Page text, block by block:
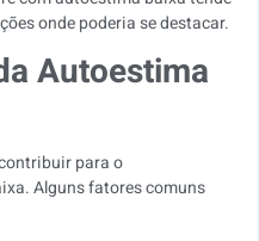
onde poderia se destacar.
Autoestima
para o
Alguns fatores comuns